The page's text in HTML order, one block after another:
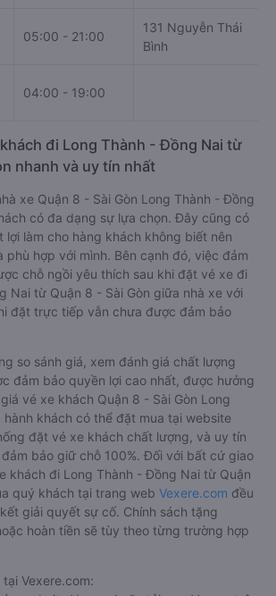
05:00 - 21:00
131 Nguyễn Thái
Bình
04:00 - 19:00
đi Long Thành - Đồng Nai từ
nhanh và uy tín nhất
xe Quận 8 - Sài Gòn Long Thành - Đồng
có đa dạng sự lựa chọn. Đây cũng có
lợi làm cho hàng khách không biết nên
phù hợp với mình. Bên cạnh đó, việc đảm
chỗ ngồi yêu thích sau khi đặt vé xe đi
Nai từ Quận 8 - Sài Gòn giữa nhà xe với
đặt trực tiếp vẫn chưa được đảm bảo
so sánh giá, xem đánh giá chất lượng
đảm bảo quyền lợi cao nhất, được hưởng
vé xe khách Quận 8 - Sài Gòn Long
khách có thể đặt mua tại website
đặt vé xe khách chất lượng, và uy tín
bảo giữ chỗ 100%. Đối với bất cứ giao
khách đi Long Thành - Đồng Nai từ Quận
quý khách tại trang web Vexere.com đều
giải quyết sự cố. Chính sách tặng
hoàn tiền sẽ tùy theo từng trường hợp
Vexere.com: